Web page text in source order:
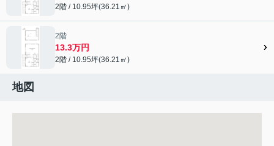
2階 / 10.95坪(36.21㎡)
2階
13.3万円
2階 / 10.95坪(36.21㎡)
地図